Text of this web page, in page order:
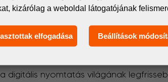
Iratkozz fel a
digitális nyomtatás világának
kizárólag a weboldal látogatójának
elfogadása Beállítások